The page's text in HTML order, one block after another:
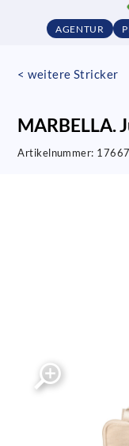
AGENTUR
< weitere Stricker
MARBELLA.
Artikelnummer: